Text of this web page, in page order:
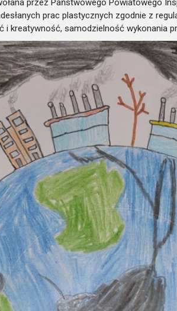
przez Państwowego Powiatowego
prac plastycznych zgodnie z
i kreatywność, samodzielność wykonania